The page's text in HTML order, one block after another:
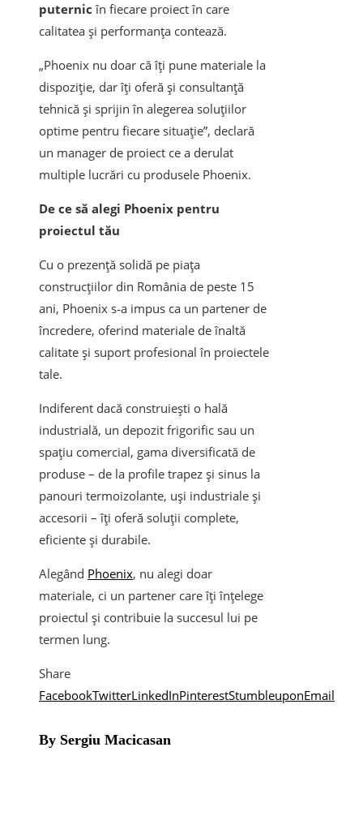
puternic în fiecare proiect în care
calitatea și performanța contează.
„Phoenix nu doar că îți pune materiale la
dispoziție, dar îți oferă și consultanță
tehnică și sprijin în alegerea soluțiilor
optime pentru fiecare situație”, declară
un manager de proiect ce a derulat
multiple lucrări cu produsele Phoenix.
De ce să alegi Phoenix pentru
proiectul tău
Cu o prezență solidă pe piața
construcțiilor din România de peste 15
ani, Phoenix s‑a impus ca un partener de
încredere, oferind materiale de înaltă
calitate și suport profesional în proiectele
tale.
Indiferent dacă construiești o hală
industrială, un depozit frigorific sau un
spațiu comercial, gama diversificată de
produse – de la profile trapez și sinus la
panouri termoizolante, uși industriale și
accesorii – îți oferă soluții complete,
eficiente și durabile.
Alegând Phoenix, nu alegi doar
materiale, ci un partener care îți înțelege
proiectul și contribuie la succesul lui pe
termen lung.
Share
FacebookTwitterLinkedInPinterestStumbleuponEmail
By Sergiu Macicasan